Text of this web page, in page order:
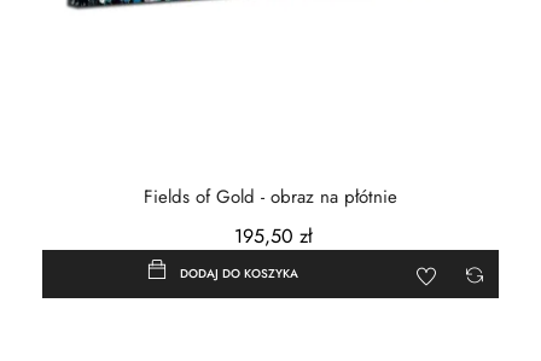
Fields of Gold - obraz na płótnie
195,50 zł
DODAJ DO KOSZYKA